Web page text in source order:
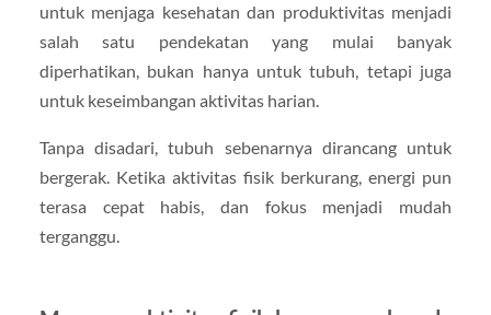
untuk menjaga kesehatan dan produktivitas menjadi
salah satu pendekatan yang mulai banyak
diperhatikan, bukan hanya untuk tubuh, tetapi juga
untuk keseimbangan aktivitas harian.
Tanpa disadari, tubuh sebenarnya dirancang untuk
bergerak. Ketika aktivitas fisik berkurang, energi pun
terasa cepat habis, dan fokus menjadi mudah
terganggu.